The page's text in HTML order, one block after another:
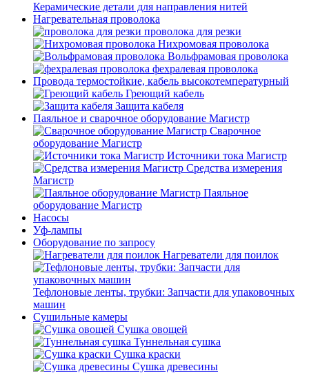
Керамические детали для направления нитей
Нагревательная проволока
проволока для резки
Нихромовая проволока
Вольфрамовая проволока
фехралевая проволока
Провода термостойкие, кабель высокотемпературный
Греющий кабель
Защита кабеля
Паяльное и сварочное оборудование Магистр
Сварочное
оборудование Магистр
Источники тока Магистр
Средства измерения
Магистр
Паяльное
оборудование Магистр
Насосы
Уф-лампы
Оборудование по запросу
Нагреватели для поилок
Тефлоновые ленты, трубки: Запчасти для упаковочных
машин
Сушильные камеры
Сушка овощей
Туннельная сушка
Сушка краски
Сушка древесины